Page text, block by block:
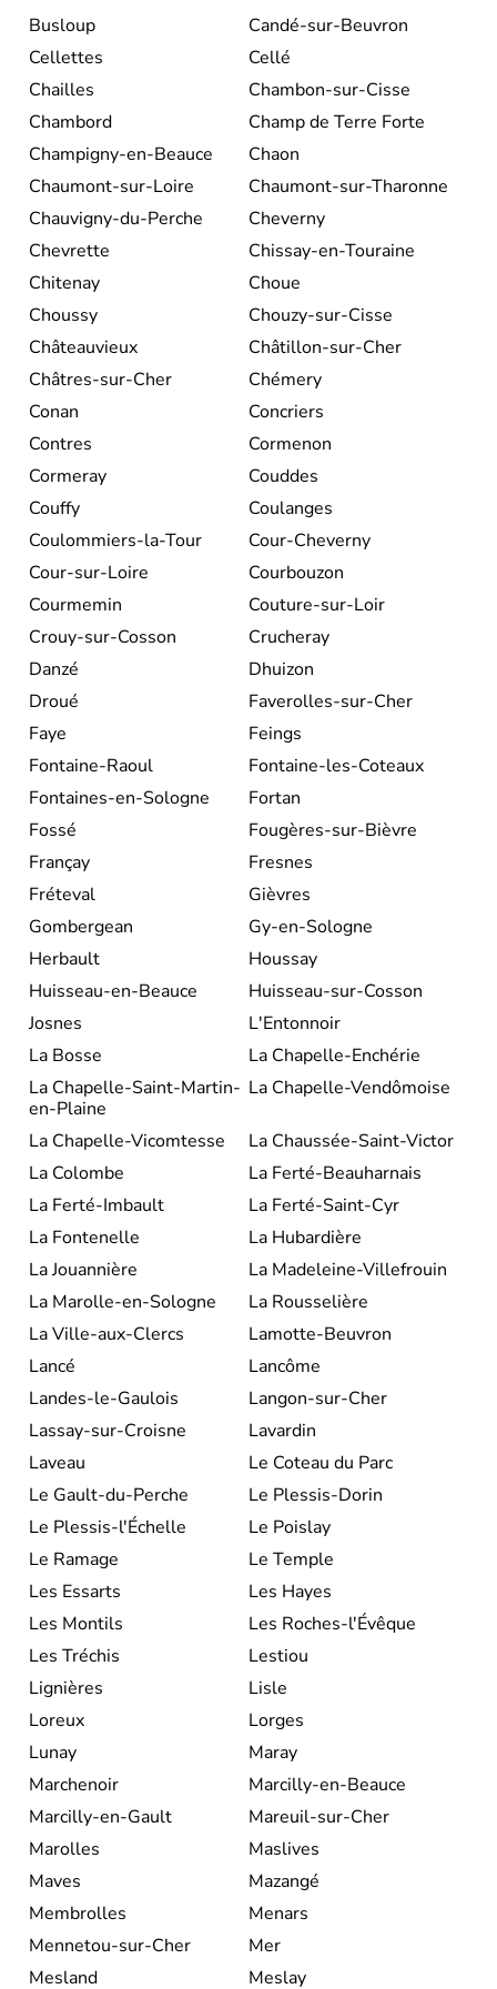
Busloup
Candé-sur-Beuvron
Cellettes
Cellé
Chailles
Chambon-sur-Cisse
Chambord
Champ de Terre Forte
Champigny-en-Beauce
Chaon
Chaumont-sur-Loire
Chaumont-sur-Tharonne
Chauvigny-du-Perche
Cheverny
Chevrette
Chissay-en-Touraine
Chitenay
Choue
Choussy
Chouzy-sur-Cisse
Châteauvieux
Châtillon-sur-Cher
Châtres-sur-Cher
Chémery
Conan
Concriers
Contres
Cormenon
Cormeray
Couddes
Couffy
Coulanges
Coulommiers-la-Tour
Cour-Cheverny
Cour-sur-Loire
Courbouzon
Courmemin
Couture-sur-Loir
Crouy-sur-Cosson
Crucheray
Danzé
Dhuizon
Droué
Faverolles-sur-Cher
Faye
Feings
Fontaine-Raoul
Fontaine-les-Coteaux
Fontaines-en-Sologne
Fortan
Fossé
Fougères-sur-Bièvre
Françay
Fresnes
Fréteval
Gièvres
Gombergean
Gy-en-Sologne
Herbault
Houssay
Huisseau-en-Beauce
Huisseau-sur-Cosson
Josnes
L'Entonnoir
La Bosse
La Chapelle-Enchérie
La Chapelle-Saint-Martin-
en-Plaine
La Chapelle-Vendômoise
La Chapelle-Vicomtesse
La Chaussée-Saint-Victor
La Colombe
La Ferté-Beauharnais
La Ferté-Imbault
La Ferté-Saint-Cyr
La Fontenelle
La Hubardière
La Jouannière
La Madeleine-Villefrouin
La Marolle-en-Sologne
La Rousselière
La Ville-aux-Clercs
Lamotte-Beuvron
Lancé
Lancôme
Landes-le-Gaulois
Langon-sur-Cher
Lassay-sur-Croisne
Lavardin
Laveau
Le Coteau du Parc
Le Gault-du-Perche
Le Plessis-Dorin
Le Plessis-l'Échelle
Le Poislay
Le Ramage
Le Temple
Les Essarts
Les Hayes
Les Montils
Les Roches-l'Évêque
Les Tréchis
Lestiou
Lignières
Lisle
Loreux
Lorges
Lunay
Maray
Marchenoir
Marcilly-en-Beauce
Marcilly-en-Gault
Mareuil-sur-Cher
Marolles
Maslives
Maves
Mazangé
Membrolles
Menars
Mennetou-sur-Cher
Mer
Mesland
Meslay